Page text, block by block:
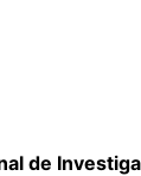
de